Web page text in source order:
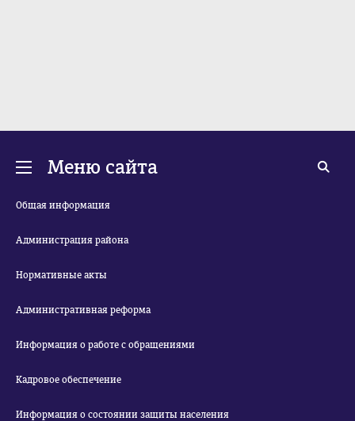
Меню сайта
Общая информация
Администрация района
Нормативные акты
Административная реформа
Информация о работе с обращениями
Кадровое обеспечение
Информация о состоянии защиты населения